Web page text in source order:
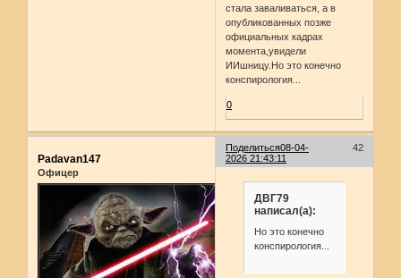
стала заваливаться, а в
опубликованных позже
официальных кадрах
момента,увидели
ИИшницу.Но это конечно
конспирология...
0
Поделиться 42
08-04-
2026 21:43:11
Padavan147
Офицер
ДВГ79
написал(а):
Но это конечно
конспирология...